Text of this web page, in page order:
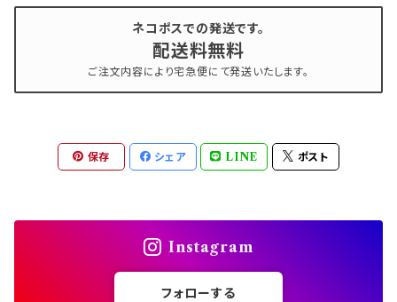
ネコポスでの発送です。
配送料無料
ご注文内容により宅急便にて発送いたします。
保存 シェア LINE ポスト
Instagram
フォローする